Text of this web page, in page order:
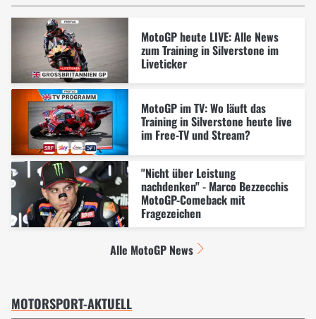
MotoGP heute LIVE: Alle News
zum Training in Silverstone im
Liveticker
MotoGP im TV: Wo läuft das
Training in Silverstone heute live
im Free-TV und Stream?
"Nicht über Leistung
nachdenken" - Marco Bezzecchis
MotoGP-Comeback mit
Fragezeichen
Alle MotoGP News
MOTORSPORT-AKTUELL